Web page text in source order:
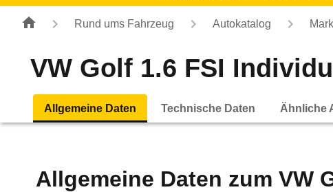
Rund ums Fahrzeug Autokatalog
VW Golf 1.6 FSI
Allgemeine Daten Technische Daten Ähnliche
Allgemeine Daten zum VW